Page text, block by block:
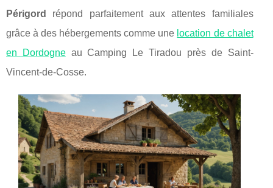
Périgord
répond parfaitement aux attentes familiales
grâce à des hébergements comme une location de chalet
en Dordogneau Camping Le Tiradou près de Saint-
Vincent-de-Cosse.